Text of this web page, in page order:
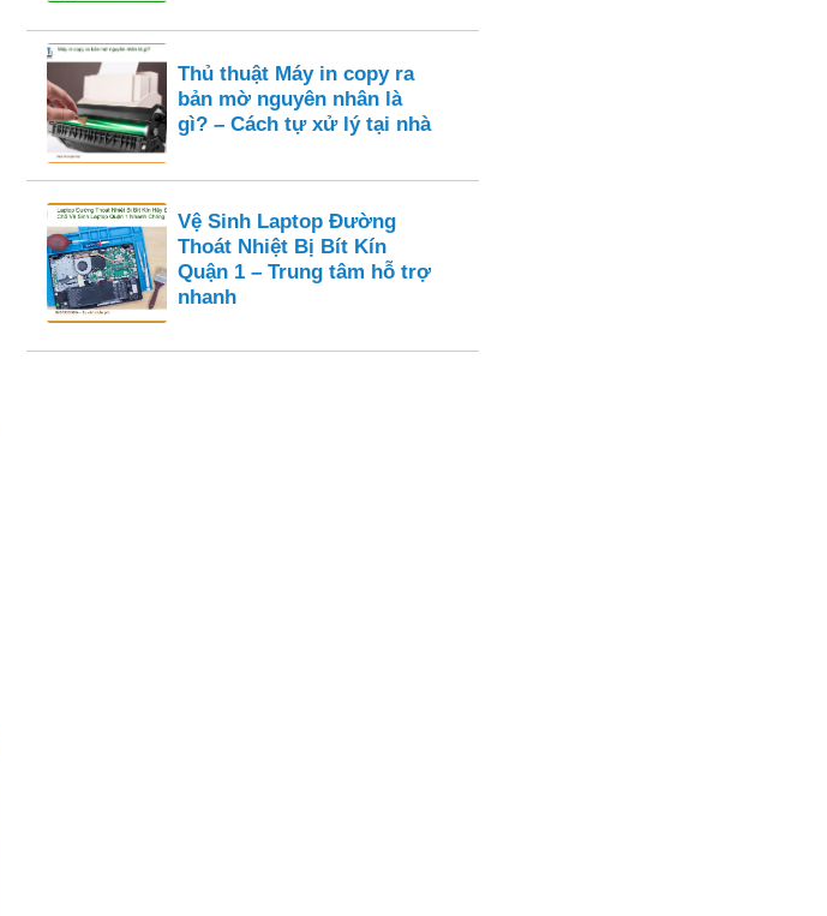
Thủ thuật Máy in copy ra
bản mờ nguyên nhân là
gì? – Cách tự xử lý tại nhà
Vệ Sinh Laptop Đường
Thoát Nhiệt Bị Bít Kín
Quận 1 – Trung tâm hỗ trợ
nhanh